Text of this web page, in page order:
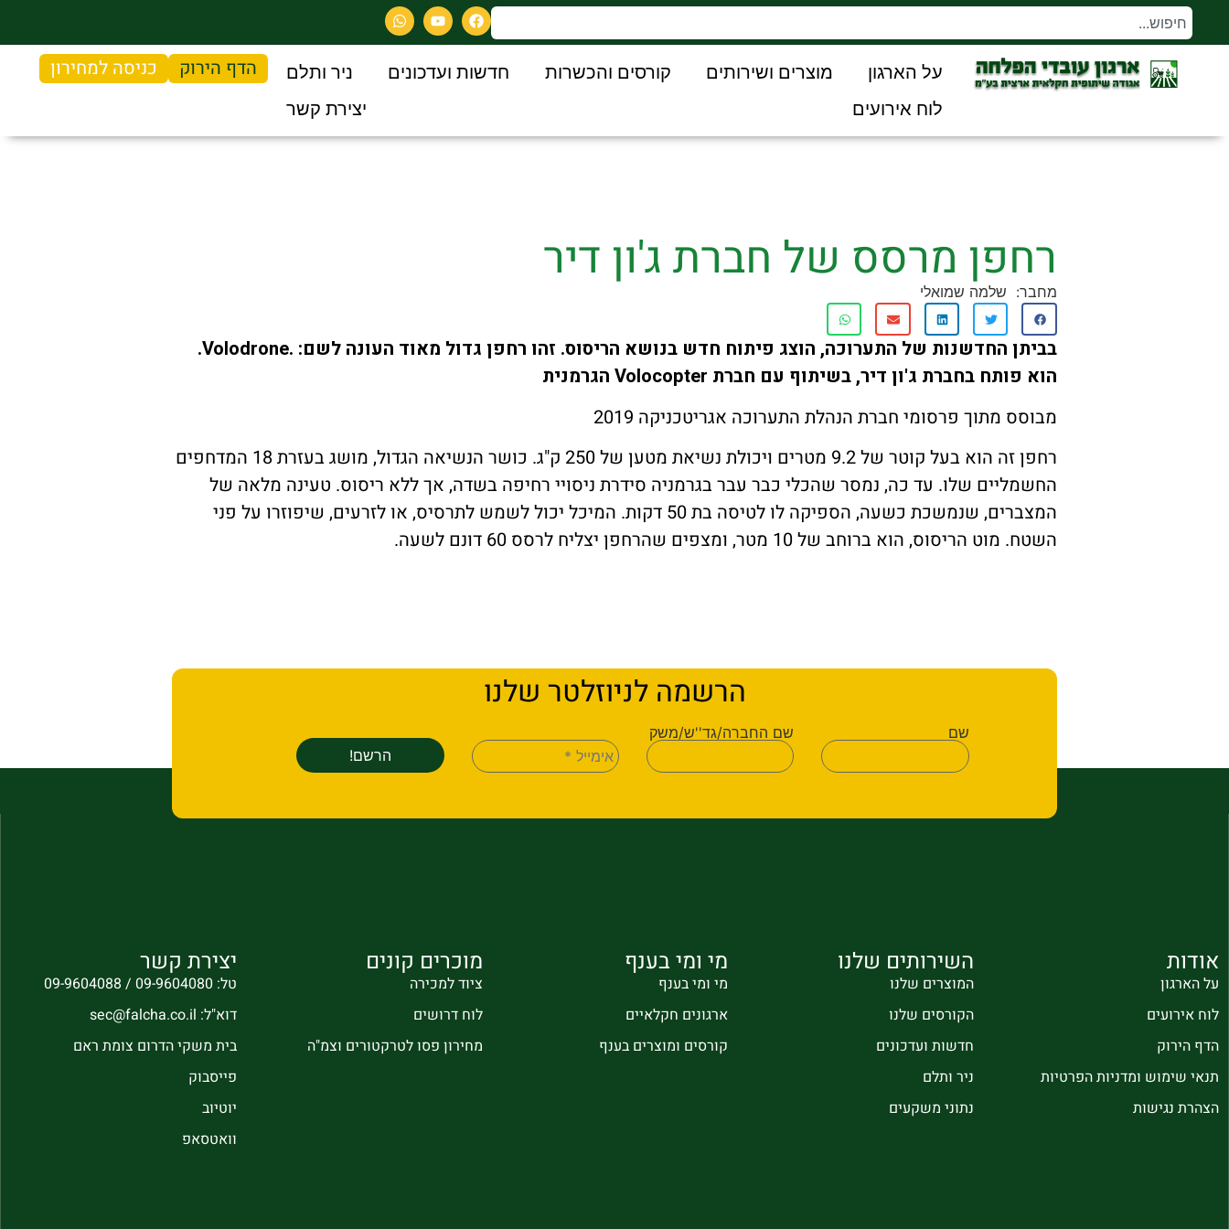
על הארגון מוצרים ושירותים קורסים והכשרות חדשות ועדכונים
ניר ותלם
לוח אירועים
יצירת קשר
הדף הירוק כניסה למחירון
רחפן מרסס של חברת ג'ון דיר
מחבר: שלמה שמואלי
בביתן החדשנות של התערוכה, הוצג פיתוח חדש בנושא הריסוס. זהו רחפן גדול מאוד העונה לשם: .Volodrone.
הוא פותח בחברת ג'ון דיר, בשיתוף עם חברת Volocopter הגרמנית
מבוסס מתוך פרסומי חברת הנהלת התערוכה אגריטכניקה 2019
רחפן זה הוא בעל קוטר של 9.2 מטרים ויכולת נשיאת מטען של 250 ק"ג. כושר הנשיאה הגדול, מושג בעזרת 18 המדחפים
החשמליים שלו. עד כה, נמסר שהכלי כבר עבר בגרמניה סידרת ניסויי רחיפה בשדה, אך ללא ריסוס. טעינה מלאה של
המצברים, שנמשכת כשעה, הספיקה לו לטיסה בת 50 דקות. המיכל יכול לשמש לתרסיס, או לזרעים, שיפוזרו על פני
השטח. מוט הריסוס, הוא ברוחב של 10 מטר, ומצפים שהרחפן יצליח לרסס 60 דונם לשעה.
הרשמה לניוזלטר שלנו
שם שם החברה/גד''ש/משק
אודות
על הארגון
לוח אירועים
הדף הירוק
תנאי שימוש ומדניות הפרטיות
הצהרת נגישות
השירותים שלנו
המוצרים שלנו
הקורסים שלנו
חדשות ועדכונים
ניר ותלם
נתוני משקעים
מי ומי בענף
מי ומי בענף
ארגונים חקלאיים
קורסים ומוצרים בענף
מוכרים קונים
ציוד למכירה
לוח דרושים
מחירון פסו לטרקטורים וצמ"ה
יצירת קשר
טל: 09-9604080 / 09-9604088
דוא"ל: sec@falcha.co.il
בית משקי הדרום צומת ראם
פייסבוק
יוטיוב
וואטסאפ